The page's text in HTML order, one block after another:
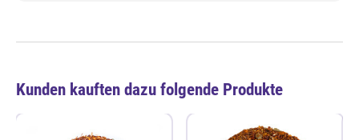
Kunden kauften dazu folgende Produkte